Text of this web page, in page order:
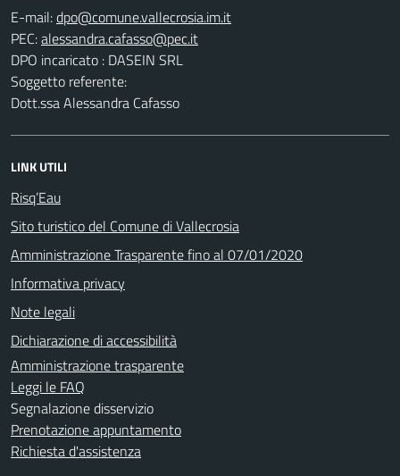
E-mail:
PEC:
DPO incaricato : DASEIN SRL
Soggetto referente:
Dott.ssa Alessandra Cafasso
LINK UTILI
Risq’Eau
Sito turistico del Comune di Vallecrosia
Amministrazione Trasparente fino al 07/01/2020
Informativa privacy
Note legali
Dichiarazione di accessibilità
Amministrazione trasparente
Leggi le FAQ
Segnalazione disservizio
Prenotazione appuntamento
Richiesta d'assistenza